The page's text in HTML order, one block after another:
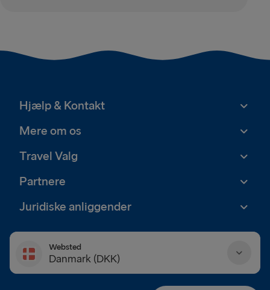
Hjælp & Kontakt
Mere om os
Travel Valg
Partnere
Juridiske anliggender
Websted
Danmark (DKK)